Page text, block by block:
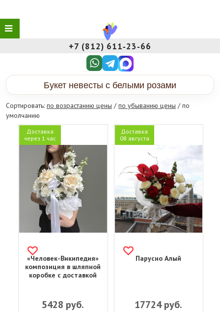
+7 (812) 611‑23‑66
Букет невесты с белыми розами
Сортировать: по возрастанию цены /по убыванию цены / по
умолчанию
Доставка
через 1 час
«Человек-Википедия»
композиция в шляпной
коробке с доставкой
5428 руб.
Доставка
08 августа
Парусно Алый
17724руб.